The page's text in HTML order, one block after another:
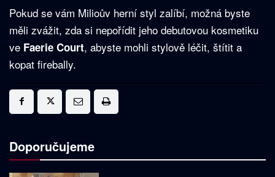
Pokud se vám Milioův herní styl zalíbí, možná byste
měli zvážit, zda si nepořídit jeho debutovou kosmetiku
ve Faerie Court, abyste mohli stylově léčit, štítit a
kopat firebally.
Doporučujeme